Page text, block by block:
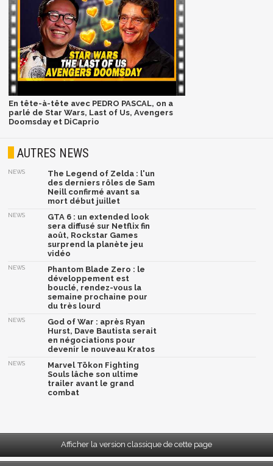
En tête-à-tête avec PEDRO PASCAL, on a
parlé de Star Wars, Last of Us, Avengers
Doomsday et DiCaprio
AUTRES NEWS
NEWS
The Legend of Zelda : l'un
des derniers rôles de Sam
Neill confirmé avant sa
mort début juillet
NEWS
GTA 6 : un extended look
sera diffusé sur Netflix fin
août, Rockstar Games
surprend la planète jeu
vidéo
NEWS
Phantom Blade Zero : le
développement est
bouclé, rendez-vous la
semaine prochaine pour
du très lourd
NEWS
God of War : après Ryan
Hurst, Dave Bautista serait
en négociations pour
devenir le nouveau Kratos
NEWS
Marvel Tōkon Fighting
Souls lâche son ultime
trailer avant le grand
combat
Afficher la version classique de cette page